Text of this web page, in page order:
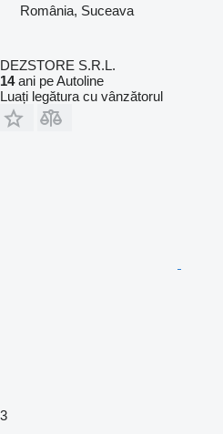
România, Suceava
DEZSTORE S.R.L.
14ani pe Autoline
Luați legătura cu vânzătorul
3